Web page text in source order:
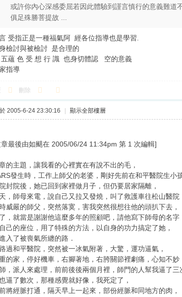
或許你內心深感委屈若因此體驗到謹言慎行的意義難道
俱足殊勝菩提故 ...
受指正是一種福氣阿 經各位指導也是學習.
檢討與被檢討 是合理的
五蘊 色 受 想 行 識 也身切體認 空的意義
家指導
刪除
2005-6-24 23:30:16 顯示全部樓層
最後由如颶在 2005/06/24 11:34pm 第 1 次編輯]
的主題，讓我看的心裡實在有說不出的毛，
發生時，工作上師父的老婆，剛好先前在和平醫院生小
封院後，她已回到家裡做月子，但仍要居家隔離，
，師母來電，說自己又拉又發燒，叫了救護車往松山醫院
威嚴的師父，突然落寞，害我突然很想往他的頭扒下去，
，就當是謝謝他這麼多年的照顧吧，請他寫下師母的名字
己的座位，用了特殊的方法，以自身的功力搞定了她，
入了被喪氣所纏的路．
過和平醫院，突然被一冰氣附著，大驚，運功逼氣，
的家，停好機車，右腳著地，右胯關節裡劇痛，心知不妙
，派人來處理，前前後後兩個月裡，師門的人幫我逼了三
逼了數次，那種感覺就好像，我死定了，
將經脈打通，隔天早上一起來，部份經脈和同地方的肉，